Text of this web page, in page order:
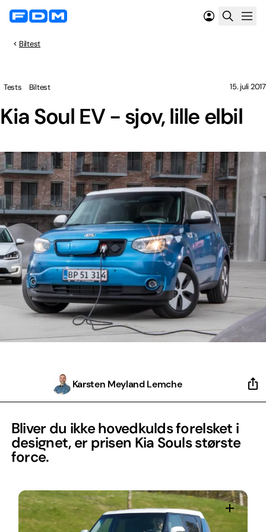
Biltest
Kia Soul EV - sjov, lille elbil
Tests Biltest 15. juli 2017
Karsten Meyland Lemche
Bliver du ikke hovedkulds forelsket i
designet, er prisen Kia Souls største
force.